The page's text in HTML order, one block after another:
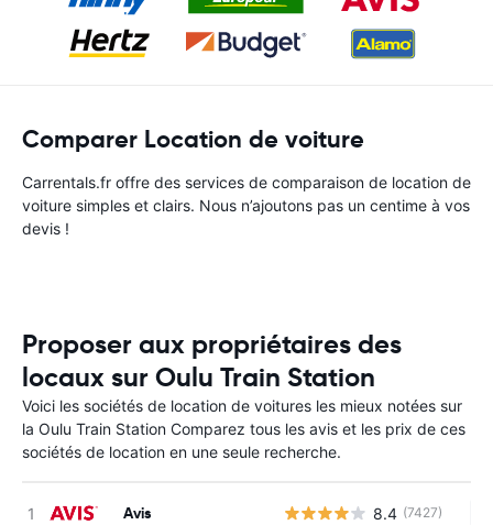
Comparer Location de voiture
Carrentals.fr offre des services de comparaison de location de
voiture simples et clairs. Nous n’ajoutons pas un centime à vos
devis !
Proposer aux propriétaires des
locaux sur Oulu Train Station
Voici les sociétés de location de voitures les mieux notées sur
la Oulu Train Station Comparez tous les avis et les prix de ces
sociétés de location en une seule recherche.
Avis 8.4 (7427)